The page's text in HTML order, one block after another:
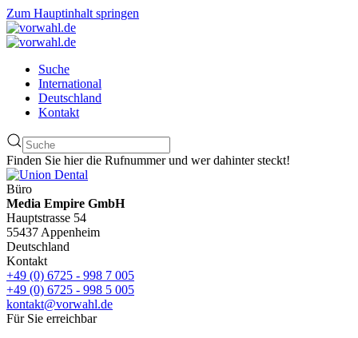
Zum Hauptinhalt springen
Suche
International
Deutschland
Kontakt
Finden Sie hier die Rufnummer und wer dahinter steckt!
Büro
Media Empire GmbH
Hauptstrasse 54
55437 Appenheim
Deutschland
Kontakt
+49 (0) 6725 - 998 7 005
+49 (0) 6725 - 998 5 005
kontakt@vorwahl.de
Für Sie erreichbar